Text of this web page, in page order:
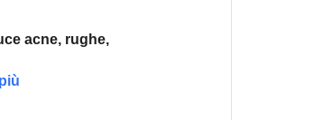
acne, rughe,